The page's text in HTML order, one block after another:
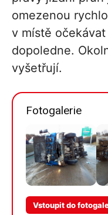
omezenou
v místě
dopoledne.
vyšetřují.
Fotogalerie
Vstoupit do